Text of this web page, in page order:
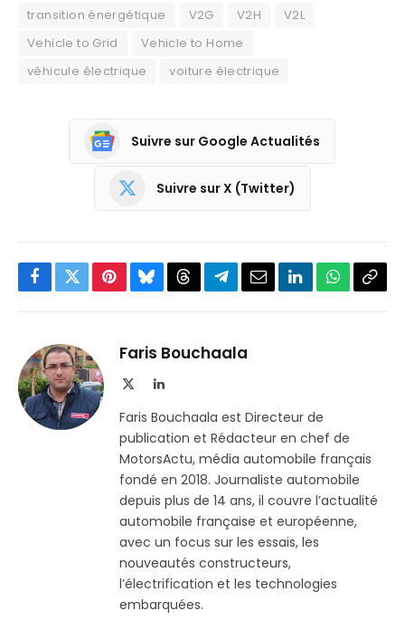
transition énergétique
V2G V2H
V2L
Vehicle to Grid
Vehicle to Home
véhicule électrique
voiture électrique
Suivre sur Google Actualités
Suivre sur X (Twitter)
Facebook
TwitterPinterestBlueskyThreadsPartager
Telegram
EmailLinkedInWhatsApp
Faris Bouchaala
LinkedIn
Faris Bouchaala est Directeur de
publication et Rédacteur en chef de
MotorsActu, média automobile français
fondé en 2018. Journaliste automobile
depuis plus de 14 ans, il couvre l’actualité
automobile française et européenne,
avec un focus sur les essais, les
nouveautés constructeurs,
l’électrification et les technologies
embarquées.